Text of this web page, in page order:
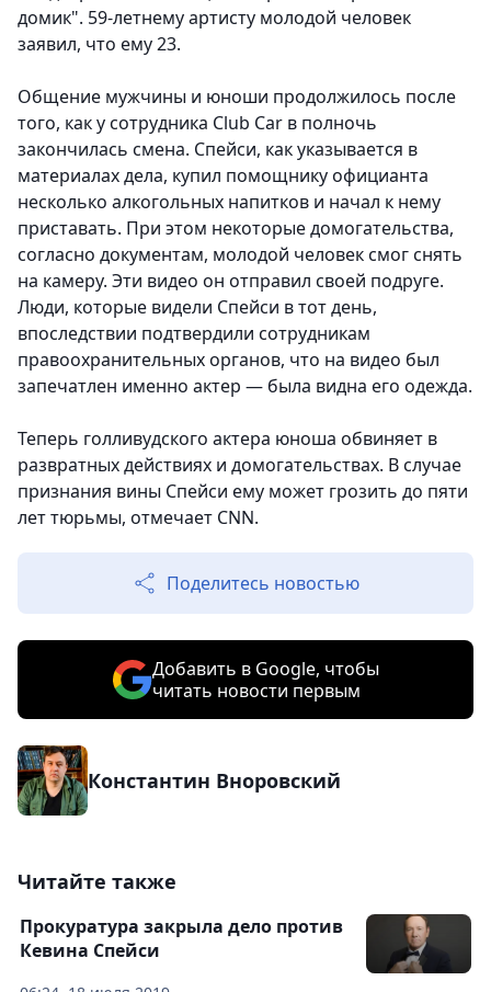
домик". 59-летнему артисту молодой человек
заявил, что ему 23.
Общение мужчины и юноши продолжилось после
того, как у сотрудника Club Car в полночь
закончилась смена. Спейси, как указывается в
материалах дела, купил помощнику официанта
несколько алкогольных напитков и начал к нему
приставать. При этом некоторые домогательства,
согласно документам, молодой человек смог снять
на камеру. Эти видео он отправил своей подруге.
Люди, которые видели Спейси в тот день,
впоследствии подтвердили сотрудникам
правоохранительных органов, что на видео был
запечатлен именно актер — была видна его одежда.
Теперь голливудского актера юноша обвиняет в
развратных действиях и домогательствах. В случае
признания вины Спейси ему может грозить до пяти
лет тюрьмы, отмечает CNN.
Поделитесь новостью
Добавить в Google, чтобы
читать новости первым
Константин Вноровский
Читайте также
Прокуратура закрыла дело против
Кевина Спейси